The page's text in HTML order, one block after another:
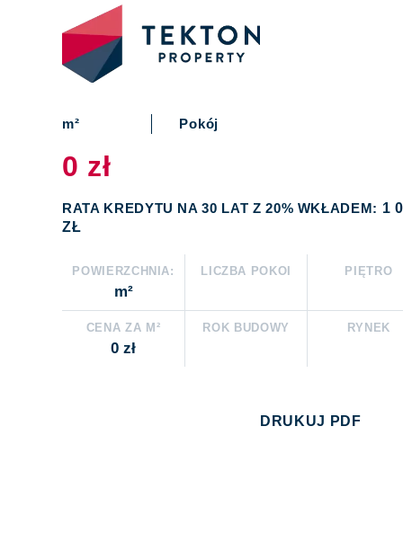
m² Pokój
0 zł
RATA KREDYTU NA 30 LAT Z 20% WKŁADEM: 1
ZŁ
POWIERZCHNIA:
m²
LICZBA POKOI PIĘTRO
CENA ZA M²
0 zł
ROK BUDOWY RYNEK
DRUKUJ PDF